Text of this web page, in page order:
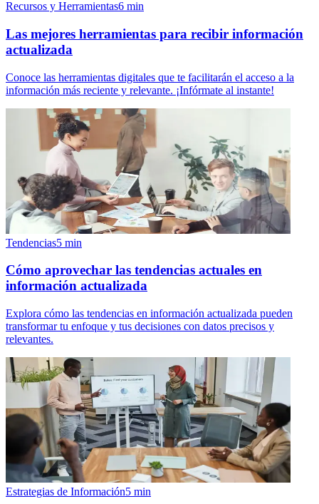
Recursos y Herramientas6 min
Las mejores herramientas para recibir información
actualizada
Conoce las herramientas digitales que te facilitarán el acceso a la
información más reciente y relevante. ¡Infórmate al instante!
Tendencias5 min
Cómo aprovechar las tendencias actuales en
información actualizada
Explora cómo las tendencias en información actualizada pueden
transformar tu enfoque y tus decisiones con datos precisos y
relevantes.
Estrategias de Información5 min